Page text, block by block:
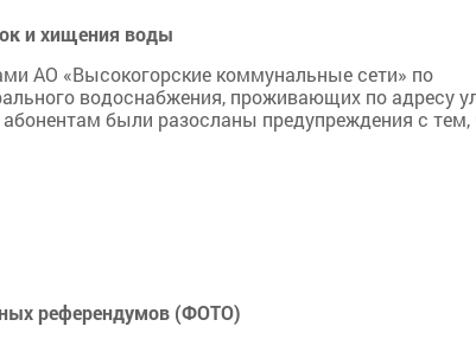
и хищения воды
АО «Высокогорские коммунальные сети» по
водоснабжения, проживающих по адресу
были разосланы предупреждения с тем,
референдумов (ФОТО)